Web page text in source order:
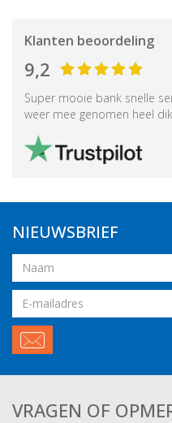
Klanten beoordeling
9,2
Super mooie bank snelle
weer mee genomen heel
NIEUWSBRIEF
Naam
Email
VRAGEN OF